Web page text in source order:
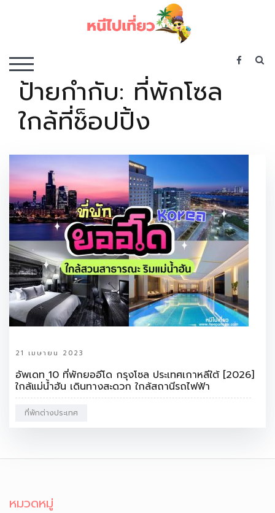
TOGGLE MOBILE MENU
ป้ายกำกับ: ที่พักโซล
ใกล้ที่ช็อปปิ้ง
21 เมษายน 2023
อัพเดท 10 ที่พักยออีโด กรุงโซล ประเทศเกาหลีใต้ [2026]
ใกล้แม่น้ำฮัน เดินทางสะดวก ใกล้สถานีรถไฟฟ้า
ที่พักต่างประเทศ
หมวดหมู่